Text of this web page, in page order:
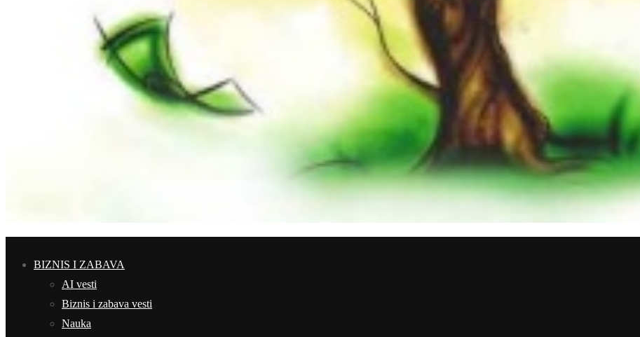
BIZNIS I ZABAVA
AI vesti
Biznis i zabava vesti
Nauka